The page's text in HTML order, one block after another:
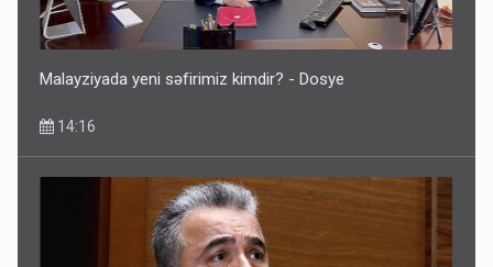
Malayziyada yeni səfirimiz kimdir? - Dosye
14:16